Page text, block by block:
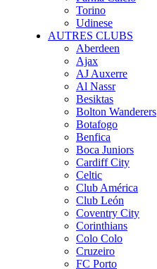
Torino
Udinese
AUTRES CLUBS
Aberdeen
Ajax
AJ Auxerre
Al Nassr
Besiktas
Bolton Wanderers
Botafogo
Benfica
Boca Juniors
Cardiff City
Celtic
Club América
Club León
Coventry City
Corinthians
Colo Colo
Cruzeiro
FC Porto